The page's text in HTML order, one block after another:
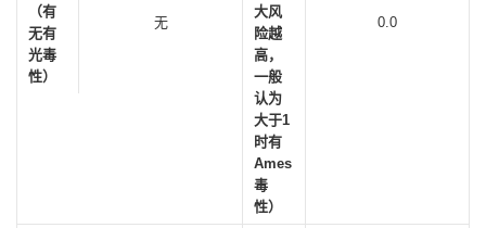
（有
无有
光毒
性）
无
大风
险越
高，
一般
认为
大于1
时有
Ames
毒
性）
0.0